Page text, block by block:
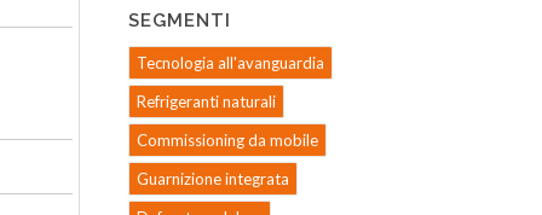
SEGMENTI
Tecnologia all'avanguardia
Refrigeranti naturali
Commissioning da mobile
Guarnizione integrata